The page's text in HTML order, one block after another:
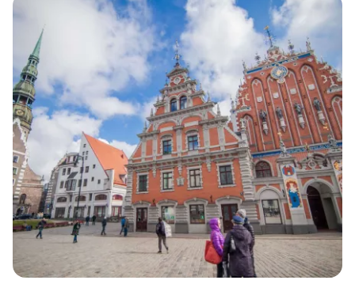
Pokračovať na Facebooku
Pokračovať s e-mailom